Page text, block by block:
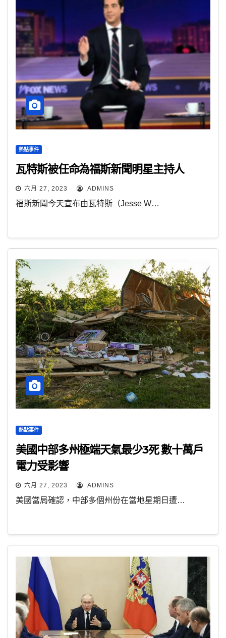
熱點事件
瓦特斯被任命為福斯新聞明星主持人
六月 27, 2023 ADMINS
福斯新聞今天宣布由瓦特斯（Jesse W…
熱點事件
美國中部多州極端天氣最少3死 數十萬戶
電力受影響
六月 27, 2023 ADMINS
美國當局確認，中部多個州份在當地星期日遭…